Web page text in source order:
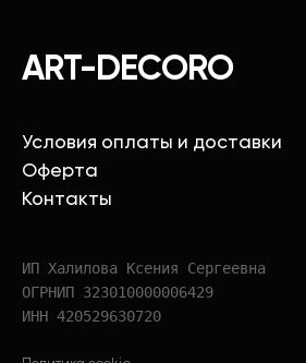
ART-DECORO
Условия оплаты и доставки
Оферта
Контакты
ИП Халилова Ксения Сергеевна
ОГРНИП 323010000006429
ИНН 420529630720